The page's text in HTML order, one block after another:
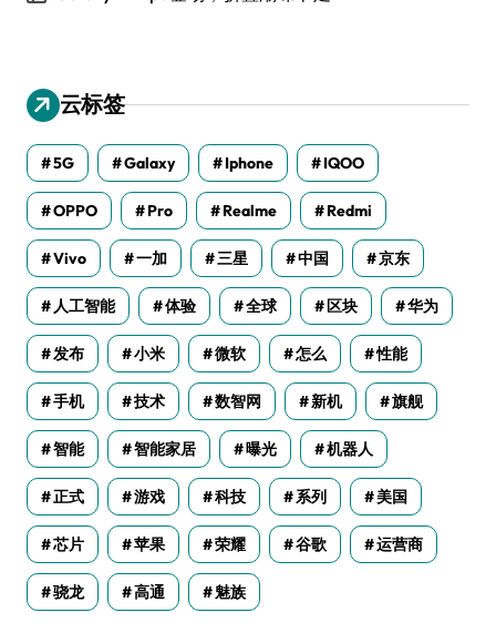
云标签
5G Galaxy Iphone IQOO
OPPO Pro Realme Redmi
Vivo 一加 三星 中国 京东
人工智能 体验 全球 区块 华为
发布 小米 微软 怎么 性能
手机 技术 数智网 新机 旗舰
智能 智能家居 曝光 机器人
正式 游戏 科技 系列 美国
芯片 苹果 荣耀 谷歌 运营商
骁龙 高通 魅族